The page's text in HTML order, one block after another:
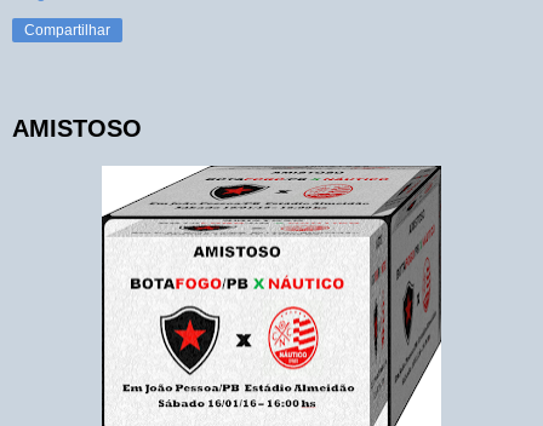
Compartilhar
AMISTOSO